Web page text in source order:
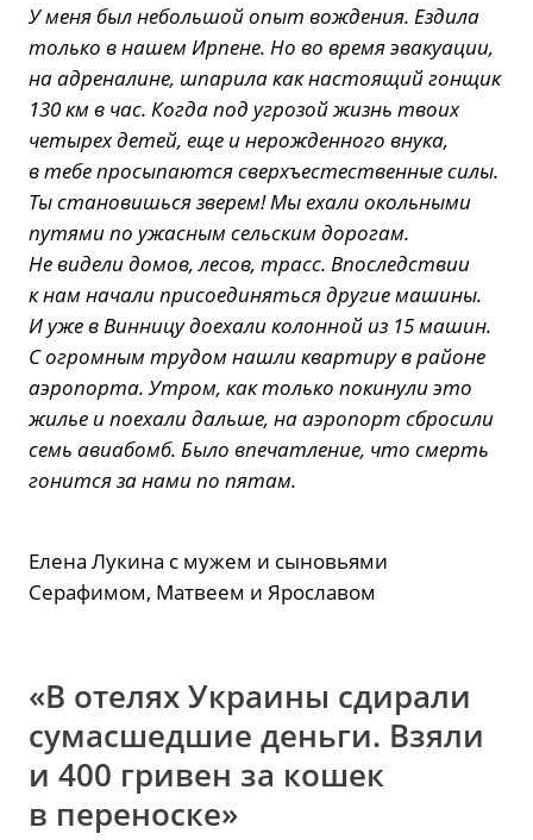
У меня был небольшой опыт вождения. Ездила
только в нашем Ирпене. Но во время эвакуации,
на адреналине, шпарила как настоящий гонщик
130 км в час. Когда под угрозой жизнь твоих
четырех детей, еще и нерожденного внука,
в тебе просыпаются сверхъестественные силы.
Ты становишься зверем! Мы ехали окольными
путями по ужасным сельским дорогам.
Не видели домов, лесов, трасс. Впоследствии
к нам начали присоединяться другие машины.
И уже в Винницу доехали колонной из 15 машин.
С огромным трудом нашли квартиру в районе
аэропорта. Утром, как только покинули это
жилье и поехали дальше, на аэропорт сбросили
семь авиабомб. Было впечатление, что смерть
гонится за нами по пятам.
Елена Лукина с мужем и сыновьями
Серафимом, Матвеем и Ярославом
«В отелях Украины сдирали
сумасшедшие деньги. Взяли
и 400 гривен за кошек
в переноске»